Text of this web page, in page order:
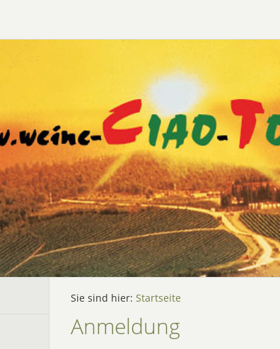
Sie sind hier: Startseite
Anmeldung